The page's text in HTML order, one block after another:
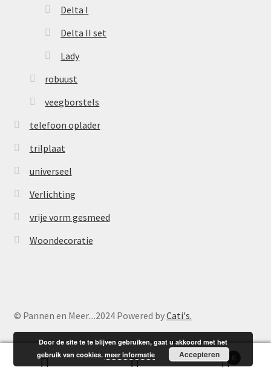
Delta I
Delta II set
Lady
robuust
veegborstels
telefoon oplader
trilplaat
universeel
Verlichting
vrije vorm gesmeed
Woondecoratie
© Pannen en Meer....2024 Powered byCati's.
0
Door de site te te blijven gebruiken, gaat u akkoord met het
gebruik van cookies.meer informatie Accepteren